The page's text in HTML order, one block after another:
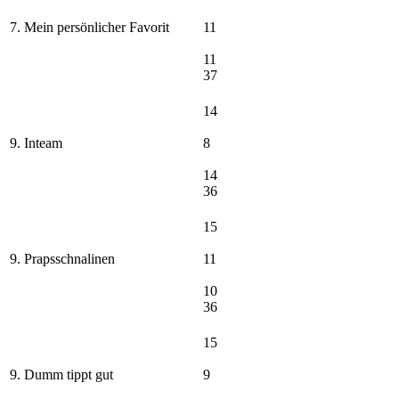
7. Mein persönlicher Favorit 11
11
37
9. Inteam
14
8
14
36
9. Prapsschnalinen
15
11
10
36
9. Dumm tippt gut
15
9